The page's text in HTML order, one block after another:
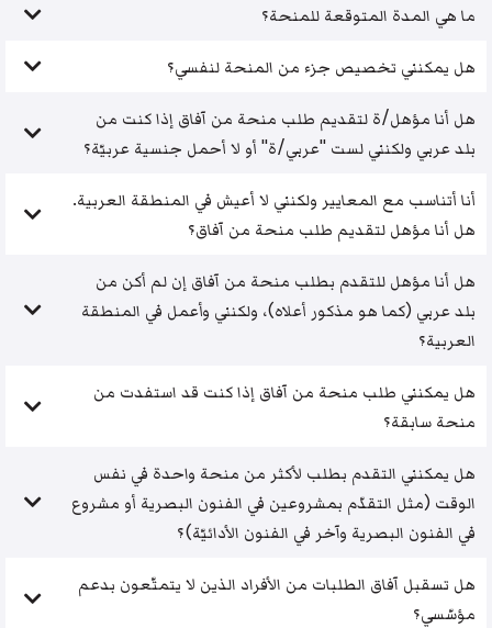
ما هي المدة المتوقعة للمنحة؟
هل يمكنني تخصيص جزء من المنحة لنفسي؟
هل أنا مؤهل/ة لتقديم طلب منحة من آفاق إذا كنت من
بلد عربي ولكنني لست "عربي/ة" أو لا أحمل جنسية عربيّة؟
أنا أتناسب مع المعايير ولكنني لا أعيش في المنطقة العربية.
هل أنا مؤهل لتقديم طلب منحة من آفاق؟
هل أنا مؤهل للتقدم بطلب منحة من آفاق إن لم أكن من
بلد عربي (كما هو مذكور أعلاه)، ولكنني وأعمل في المنطقة
العربية؟
هل يمكنني طلب منحة من آفاق إذا كنت قد استفدت من
منحة سابقة؟
هل يمكنني التقدم بطلب لأكثر من منحة واحدة في نفس
الوقت (مثل التقدّم بمشروعين في الفنون البصرية أو مشروع
في الفنون البصرية وآخر في الفنون الأدائيّة)؟
هل تسقبل آفاق الطلبات من الأفراد الذين لا يتمتّعون بدعم
مؤسّسي؟